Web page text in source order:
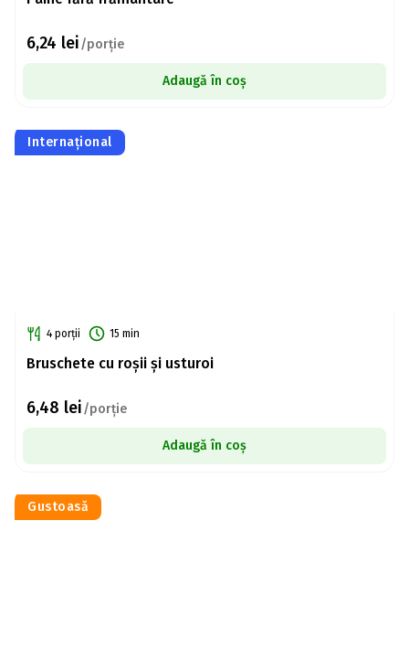
6,24 lei/porție
Adaugă în coș
Internațional
4 porții 15 min
Bruschete cu roșii și usturoi
6,48 lei/porție
Adaugă în coș
Gustoasă